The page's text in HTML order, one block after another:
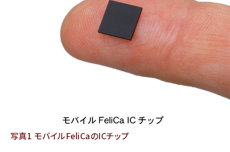
写真1 モバイルFeliCaのICチップ